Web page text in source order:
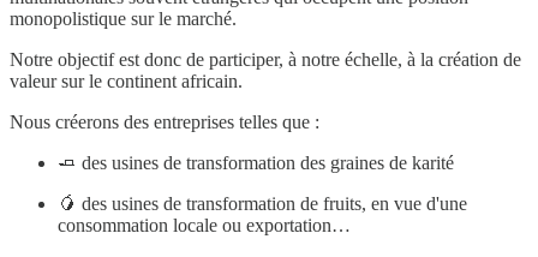
monopolistique sur le marché.
Notre objectif est donc de participer, à notre échelle, à la création de
valeur sur le continent africain.
Nous créerons des entreprises telles que :
🧈 des usines de transformation des graines de karité
🥭 des usines de transformation de fruits, en vue d'une
consommation locale ou exportation…